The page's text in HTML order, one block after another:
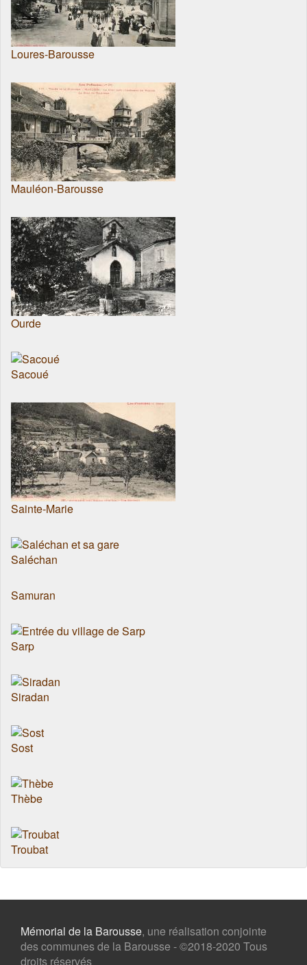
Loures-Barousse
Mauléon-Barousse
Ourde
Sacoué
Sainte-Marie
Saléchan
Samuran
Sarp
Siradan
Sost
Thèbe
Troubat
Mémorial de la Barousse, une réalisation conjointe
des communes de la Barousse - ©2018-2020 Tous
droits réservés